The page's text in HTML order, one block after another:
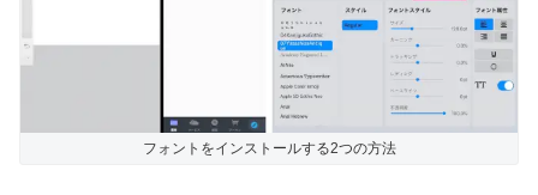
フォントをインストールする2つの方法